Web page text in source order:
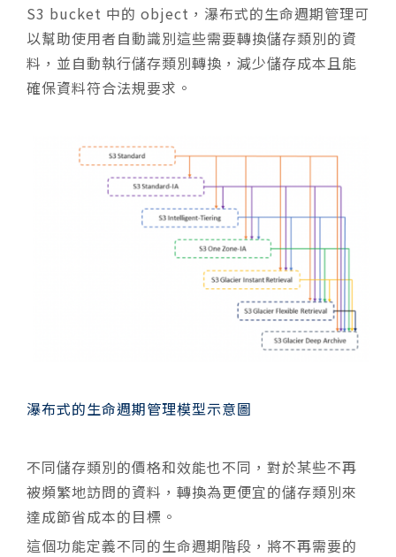
S3 bucket 中的 object，瀑布式的生命週期管理可
以幫助使用者自動識別這些需要轉換儲存類別的資
料，並自動執行儲存類別轉換，減少儲存成本且能
確保資料符合法規要求。
瀑布式的生命週期管理模型示意圖
不同儲存類別的價格和效能也不同，對於某些不再
被頻繁地訪問的資料，轉換為更便宜的儲存類別來
達成節省成本的目標。
這個功能定義不同的生命週期階段，將不再需要的